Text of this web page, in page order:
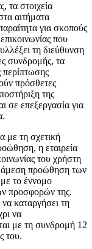
τα στοιχεία
αιτήματα
για σκοπούς
που
τη διεύθυνση
συνδρομής, τα
περίπτωσης
πρόσθετες
της
σε επεξεργασία για
με τη σχετική
η εταιρεία
του χρήστη
άμεση προώθηση των
το έννομο
προσφορών της.
καταργήσει τη
να
με τη συνδρομή 12
του.